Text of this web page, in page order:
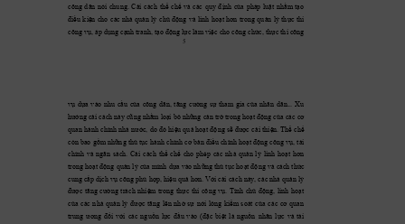
5
công dân nói chung. Cải cách thể chế và các quy định của pháp luật nhằm tạo
điều kiện cho các nhà quản lý chủ động và linh hoạt hơn trong quản lý thực thi
công vụ, áp dụng cạnh tranh, tạo động lực làm việc cho công chức, thực thi công
vụ dựa vào nhu cầu của công dân, tăng cường sự tham gia của nhân dân... Xu
hướng cải cách này cũng nhằm loại bỏ những cản trở trong hoạt động của các cơ
quan hành chính nhà nước, do đó hiệu quả hoạt động sẽ được cải thiện. Thể chế
còn bao gồm những thủ tục hành chính cơ bản điều chỉnh hoạt động công vụ, tài
chính và ngân sách. Cải cách thể chế cho phép các nhà quản lý linh hoạt hơn
trong hoạt động quản lý của mình dựa vào những thủ tục hoạt động và cách thức
cung cấp dịch vụ công phù hợp, hiệu quả hơn. Với cải cách này , các nhà quản lý
được tăng cường trách nhiệm trong thực thi công vụ. Tính chủ động, linh hoạt
của các nhà quản lý được tăng lên nhờ sự nới lỏng kiểm soát của các cơ quan
trung ương đối với các nguồn lực đầu vào (đặc biệt là nguồn nhân lực và tài